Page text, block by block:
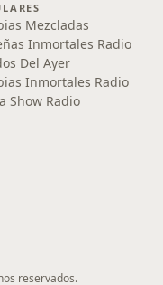
Mezcladas
Inmortales Radio
Del Ayer
Inmortales Radio
Show Radio
reservados.